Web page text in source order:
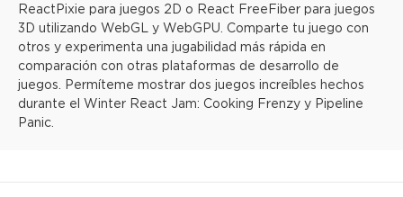
ReactPixie para juegos 2D o React FreeFiber para juegos
3D utilizando WebGL y WebGPU. Comparte tu juego con
otros y experimenta una jugabilidad más rápida en
comparación con otras plataformas de desarrollo de
juegos. Permíteme mostrar dos juegos increíbles hechos
durante el Winter React Jam: Cooking Frenzy y Pipeline
Panic.